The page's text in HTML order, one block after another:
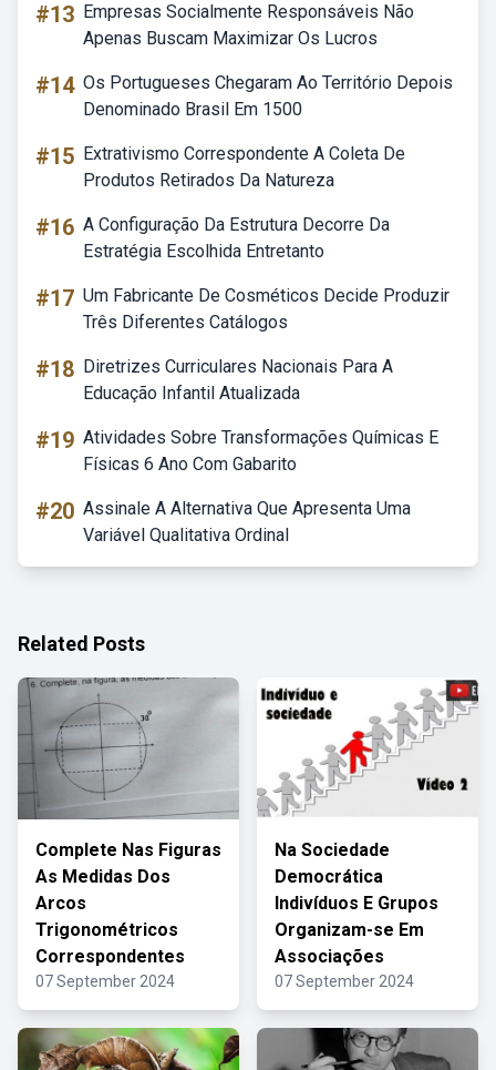
#13 Empresas Socialmente Responsáveis Não
Apenas Buscam Maximizar Os Lucros
#14 Os Portugueses Chegaram Ao Território Depois
Denominado Brasil Em 1500
#15 Extrativismo Correspondente A Coleta De
Produtos Retirados Da Natureza
#16 A Configuração Da Estrutura Decorre Da
Estratégia Escolhida Entretanto
#17 Um Fabricante De Cosméticos Decide Produzir
Três Diferentes Catálogos
#18 Diretrizes Curriculares Nacionais Para A
Educação Infantil Atualizada
#19 Atividades Sobre Transformações Químicas E
Físicas 6 Ano Com Gabarito
#20 Assinale A Alternativa Que Apresenta Uma
Variável Qualitativa Ordinal
Related Posts
Complete Nas Figuras
As Medidas Dos
Arcos
Trigonométricos
Correspondentes
07 September 2024
Na Sociedade
Democrática
Indivíduos E Grupos
Organizam-se Em
Associações
07 September 2024